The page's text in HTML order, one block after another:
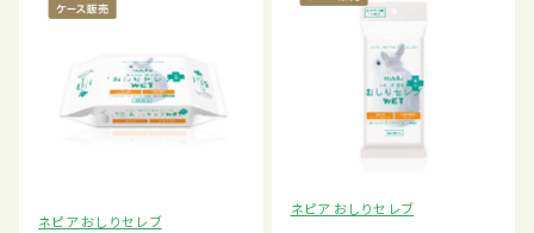
ネピア おしりセレブ
ネピア おしりセレブ